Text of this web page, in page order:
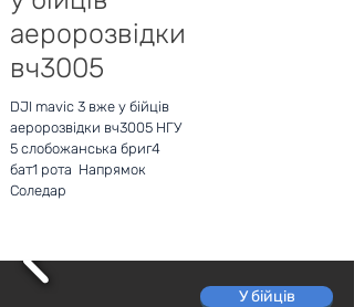
аеророзвідки
вч3005
DJI mavic 3 вже у бійців
аеророзвідки вч3005 НГУ
5 слобожанська бриг4
бат1 рота Напрямок
Соледар
У бійців